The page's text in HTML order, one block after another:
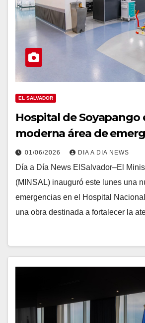
EL SALVADOR
Hospital de Soyapango
moderna área de
01/06/2026 DIA A DIA NEWS
Día a Día News ElSalvador–El
(MINSAL) inauguró este lunes una
emergencias en el Hospital
una obra destinada a fortalecer la